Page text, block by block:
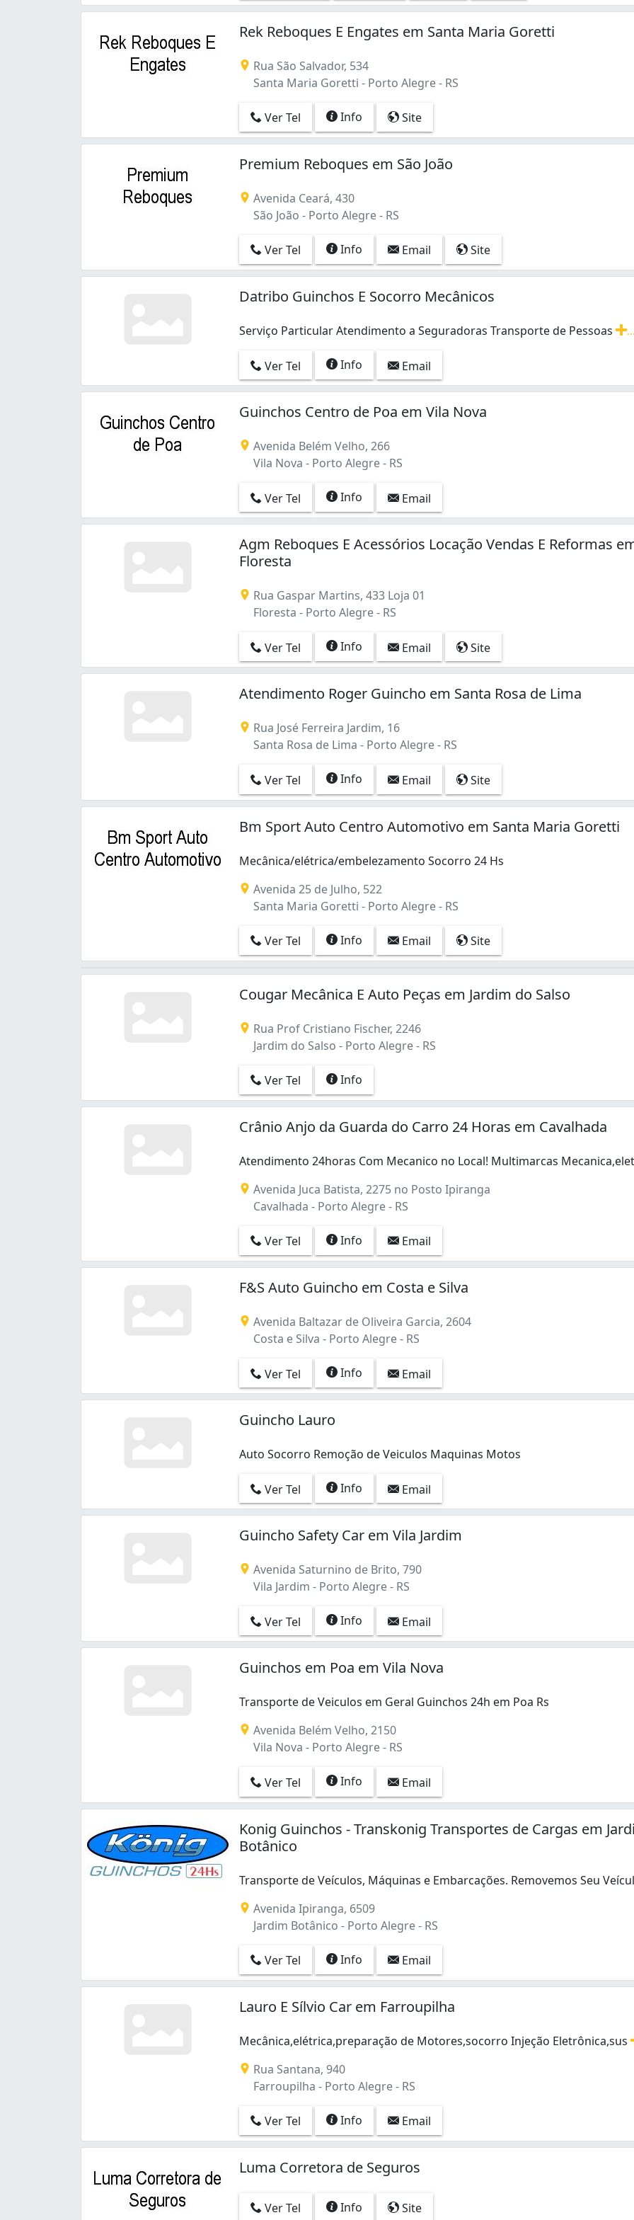
Santa Maria Goretti (2)
São João (1)
Vila Jardim (1)
Vila Nova (2)
Rek Reboques E Engates em Santa Maria Goretti
Rua São Salvador, 534
Santa Maria Goretti - Porto Alegre - RS
Ver Tel Info Site
Premium Reboques em São João
Avenida Ceará, 430
São João - Porto Alegre - RS
Ver Tel Info Email Site
Datribo Guinchos E Socorro Mecânicos
Serviço Particular Atendimento a Seguradoras Transporte de Pessoas
Ver Tel
Info Email
Guinchos Centro de Poa em Vila Nova
Avenida Belém Velho, 266
Vila Nova - Porto Alegre - RS
Ver Tel Info Email
Agm Reboques E Acessórios Locação Vendas E Reformas
Floresta
Rua Gaspar Martins, 433 Loja 01
Floresta - Porto Alegre - RS
Ver Tel Info Email Site
Atendimento Roger Guincho em Santa Rosa de Lima
Rua José Ferreira Jardim, 16
Santa Rosa de Lima - Porto Alegre - RS
Ver Tel Info Email Site
Bm Sport Auto Centro Automotivo em Santa Maria Goretti
Mecânica/elétrica/embelezamento Socorro 24 Hs
Avenida 25 de Julho, 522
Santa Maria Goretti - Porto Alegre - RS
Ver Tel Info Email Site
Cougar Mecânica E Auto Peças em Jardim do Salso
Rua Prof Cristiano Fischer, 2246
Jardim do Salso - Porto Alegre - RS
Ver Tel Info
Crânio Anjo da Guarda do Carro 24 Horas em Cavalhada
Atendimento 24horas Com Mecanico no Local! Multimarcas
Avenida Juca Batista, 2275 no Posto Ipiranga
Cavalhada - Porto Alegre - RS
Ver Tel Info Email
F&S Auto Guincho em Costa e Silva
Avenida Baltazar de Oliveira Garcia, 2604
Costa e Silva - Porto Alegre - RS
Ver Tel Info Email
Guincho Lauro
Auto Socorro Remoção de Veiculos Maquinas Motos
Ver Tel Info Email
Guincho Safety Car em Vila Jardim
Avenida Saturnino de Brito, 790
Vila Jardim - Porto Alegre - RS
Ver Tel Info Email
Guinchos em Poa em Vila Nova
Transporte de Veiculos em Geral Guinchos 24h em Poa Rs
Avenida Belém Velho, 2150
Vila Nova - Porto Alegre - RS
Ver Tel Info Email
Konig Guinchos - Transkonig Transportes de Cargas em
Botânico
Transporte de Veículos, Máquinas e Embarcações. Removemos Seu
Avenida Ipiranga, 6509
Jardim Botânico - Porto Alegre - RS
Ver Tel Info Email
Lauro E Sílvio Car em Farroupilha
Mecânica,elétrica,preparação de Motores,socorro Injeção Eletrônica,sus
Rua Santana, 940
Farroupilha - Porto Alegre - RS
Ver Tel Info Email
Luma Corretora de Seguros
Ver Tel Info Site